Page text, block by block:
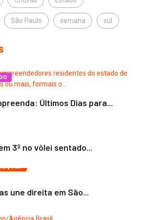
São Paulo semana sul
Últimos Dias para...
3º no vôlei sentado...
une direita em São...